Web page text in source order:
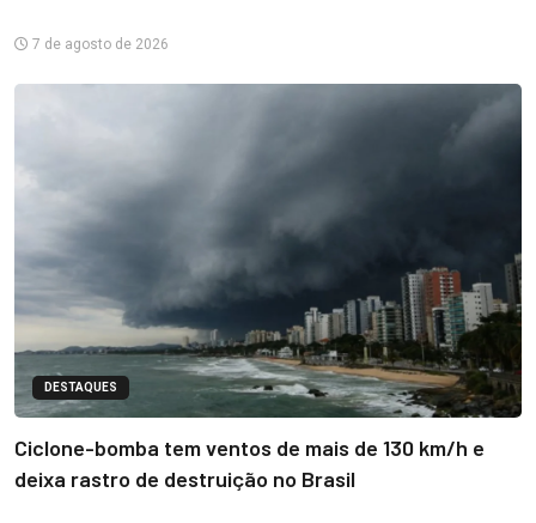
7 de agosto de 2026
DESTAQUES
Ciclone-bomba tem ventos de mais de 130 km/h e
deixa rastro de destruição no Brasil